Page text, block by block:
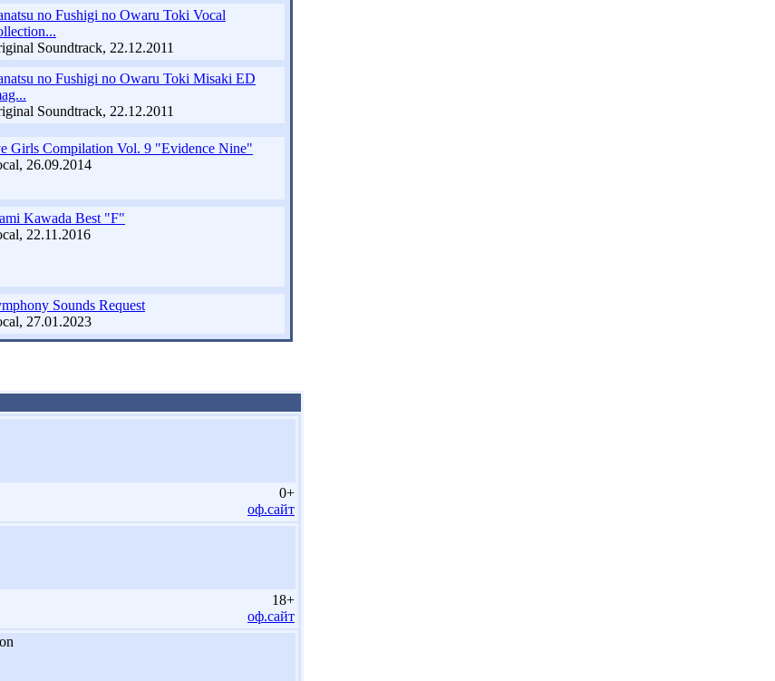
no Fushigi no Owaru Toki Vocal
Soundtrack, 22.12.2011
no Fushigi no Owaru Toki Misaki ED
Soundtrack, 22.12.2011
Girls Compilation Vol. 9 "Evidence Nine"
26.09.2014
Kawada Best "F"
22.11.2016
Sounds Request
27.01.2023
0+
оф.сайт
18+
оф.сайт